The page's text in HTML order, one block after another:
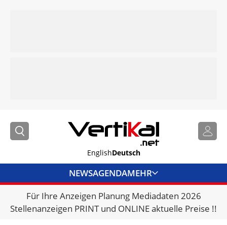
EnglishDeutsch
NEWSAGENDAMEHR
BRANCHENLINKS
VERMIETER
Für Ihre Anzeigen Planung Mediadaten 2026
Stellenanzeigen PRINT und ONLINE aktuelle Preise !!